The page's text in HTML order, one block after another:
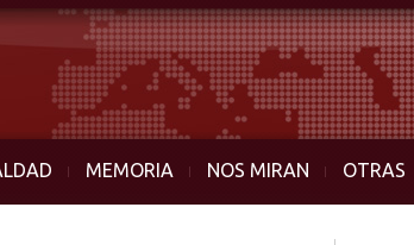
MEMORIA NOS MIRAN OTRAS